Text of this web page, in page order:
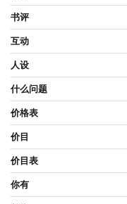
书评
互动
人设
什么问题
价格表
价目
价目表
你有